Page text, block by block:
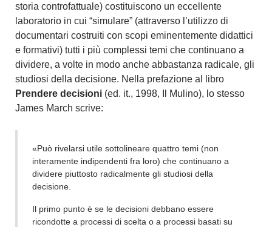
storia controfattuale) costituiscono un eccellente
laboratorio in cui “simulare” (attraverso l’utilizzo di
documentari costruiti con scopi eminentemente didattici
e formativi) tutti i più complessi temi che continuano a
dividere, a volte in modo anche abbastanza radicale, gli
studiosi della decisione. Nella prefazione al libro
Prendere decisioni(ed. it., 1998, Il Mulino), lo stesso
James March scrive:
«Può rivelarsi utile sottolineare quattro temi (non
interamente indipendenti fra loro) che continuano a
dividere piuttosto radicalmente gli studiosi della
decisione.
Il primo punto è se le decisioni debbano essere
ricondotte a processi di scelta o a processi basati su